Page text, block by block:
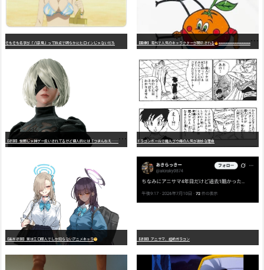
そもそも名字が「八奈見」って時点で明らかにヒロインじゃないだろ 【画像】海外で人気のキャラクターが開示される wwwwwwwwwwwwwwwwwwwwwwwwwwwwwwwwwwwwwwwwwwwwwwwww
【
悲報】世間じゃ神ゲー扱いされてるけど個人的には「つまんねえ……」と思ったゲーム挙げてけ ドラゴンボールで魔人ブウ編の人気が微妙な理由
【高市悲報】実はエロ同人でしか知らないアニメキャラ 【悲報】アニサマ、超絶ガラコン